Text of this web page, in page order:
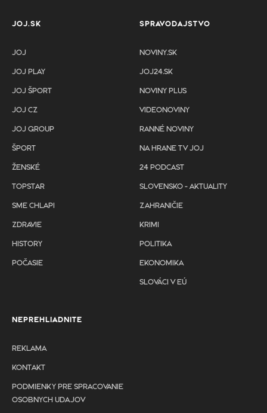
JOJ.SK
JOJ
JOJ PLAY
JOJ ŠPORT
JOJ CZ
JOJ GROUP
ŠPORT
ŽENSKÉ
TOPSTAR
SME CHLAPI
ZDRAVIE
HISTORY
POČASIE
SPRAVODAJSTVO
NOVINY.SK
JOJ24.SK
NOVINY PLUS
VIDEONOVINY
RANNÉ NOVINY
NA HRANE TV JOJ
24 PODCAST
SLOVENSKO - AKTUALITY
ZAHRANIČIE
KRIMI
POLITIKA
EKONOMIKA
SLOVÁCI V EÚ
NEPREHLIADNITE
REKLAMA
KONTAKT
PODMIENKY PRE SPRACOVANIE
OSOBNYCH UDAJOV